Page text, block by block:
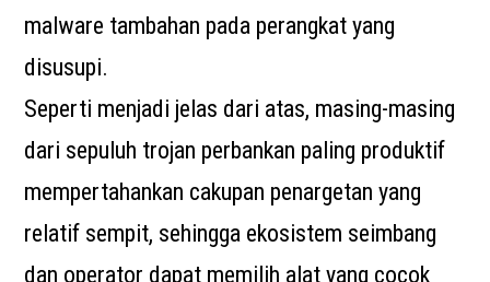
malware tambahan pada perangkat yang
disusupi.
Seperti menjadi jelas dari atas, masing-masing
dari sepuluh trojan perbankan paling produktif
mempertahankan cakupan penargetan yang
relatif sempit, sehingga ekosistem seimbang
dan operator dapat memilih alat yang cocok